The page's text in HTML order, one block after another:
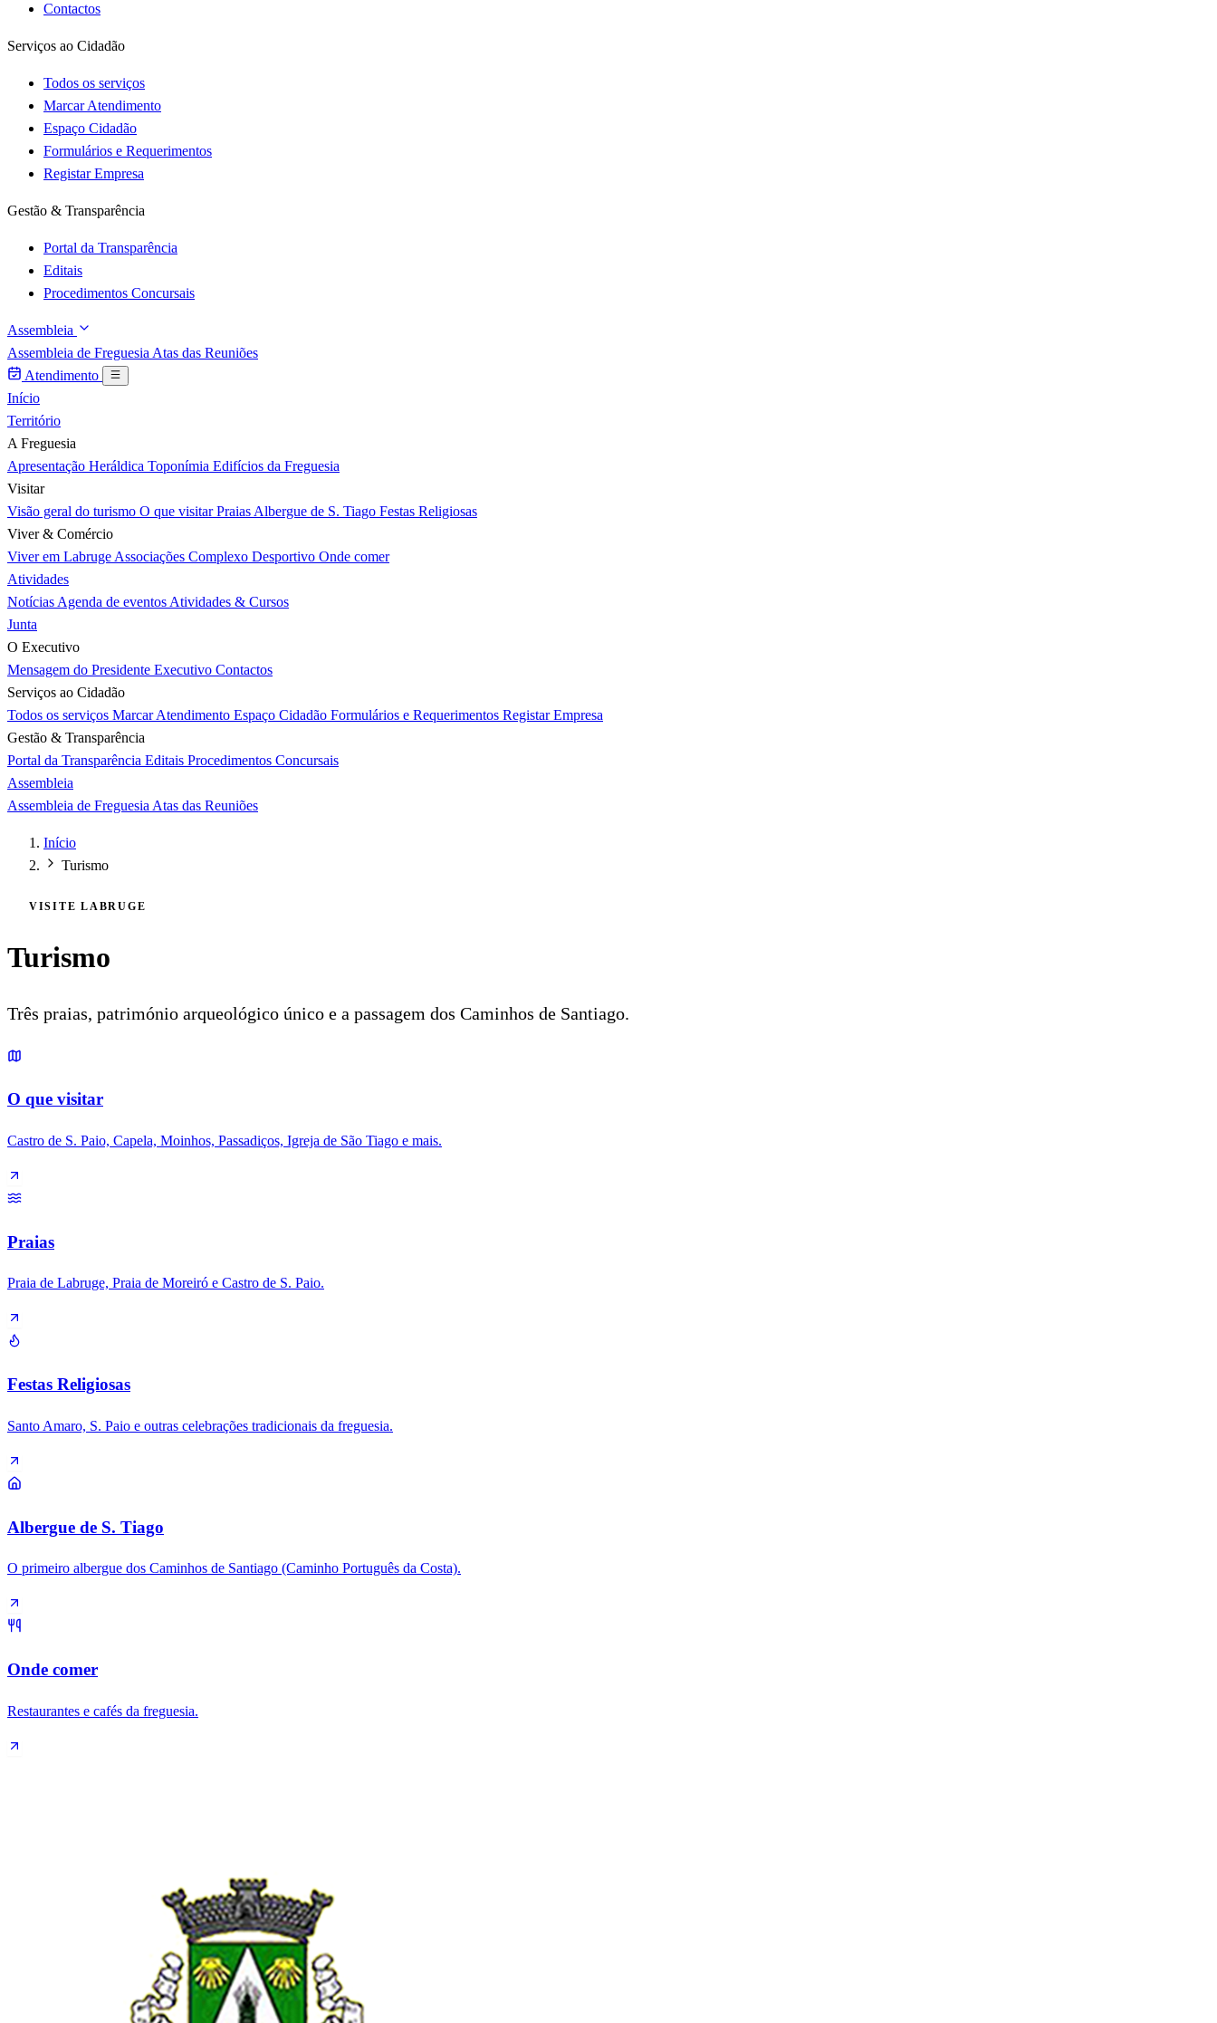
Contactos
Serviços ao Cidadão
Todos os serviços
Marcar Atendimento
Espaço Cidadão
Formulários e Requerimentos
Registar Empresa
Gestão & Transparência
Portal da Transparência
Editais
Procedimentos Concursais
Assembleia
Assembleia de Freguesia Atas das Reuniões
Atendimento
Início
Território
A Freguesia
Apresentação Heráldica Toponímia Edifícios da Freguesia
Visitar
Visão geral do turismo O que visitarPraias Albergue de S. Tiago Festas Religiosas
Viver & Comércio
Viver em Labruge Associações Complexo Desportivo Onde comer
Atividades
Notícias Agenda de eventos Atividades & Cursos
Junta
O Executivo
Mensagem do Presidente Executivo Contactos
Serviços ao Cidadão
Todos os serviços Marcar Atendimento Espaço Cidadão Formulários e Requerimentos Registar Empresa
Gestão & Transparência
Portal da Transparência Editais Procedimentos Concursais
Assembleia
Assembleia de Freguesia Atas das Reuniões
Início
Turismo
VISITE LABRUGE
Turismo
Três praias, património arqueológico único e a passagem dos Caminhos de Santiago.
O que visitar
Castro de S. Paio, Capela, Moinhos, Passadiços, Igreja de São Tiago e mais.
Praias
Praia de Labruge, Praia de Moreiró e Castro de S. Paio.
Festas Religiosas
Santo Amaro, S. Paio e outras celebrações tradicionais da freguesia.
Albergue de S. Tiago
O primeiro albergue dos Caminhos de Santiago (Caminho Português da Costa).
Onde comer
Restaurantes e cafés da freguesia.